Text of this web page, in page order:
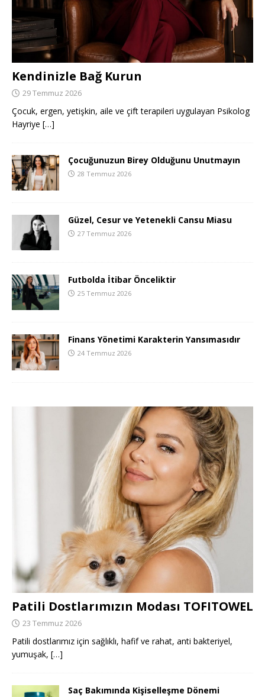
Kendinizle Bağ Kurun
29 Temmuz 2026
Çocuk, ergen, yetişkin, aile ve çift terapileri uygulayan Psikolog
Hayriye […]
Çocuğunuzun Birey Olduğunu Unutmayın
28 Temmuz 2026
Güzel, Cesur ve Yetenekli Cansu Miasu
27 Temmuz 2026
Futbolda İtibar Önceliktir
25 Temmuz 2026
Finans Yönetimi Karakterin Yansımasıdır
24 Temmuz 2026
Patili Dostlarımızın Modası TOFITOWEL
23 Temmuz 2026
Patili dostlarımız için sağlıklı, hafif ve rahat, anti bakteriyel,
yumuşak, […]
Saç Bakımında Kişiselleşme Dönemi